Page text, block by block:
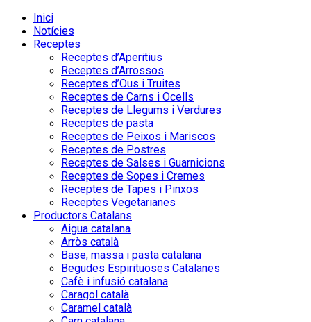
Inici
Notícies
Receptes
Receptes d’Aperitius
Receptes d’Arrossos
Receptes d’Ous i Truites
Receptes de Carns i Ocells
Receptes de Llegums i Verdures
Receptes de pasta
Receptes de Peixos i Mariscos
Receptes de Postres
Receptes de Salses i Guarnicions
Receptes de Sopes i Cremes
Receptes de Tapes i Pinxos
Receptes Vegetarianes
Productors Catalans
Aigua catalana
Arròs català
Base, massa i pasta catalana
Begudes Espirituoses Catalanes
Cafè i infusió catalana
Caragol català
Caramel català